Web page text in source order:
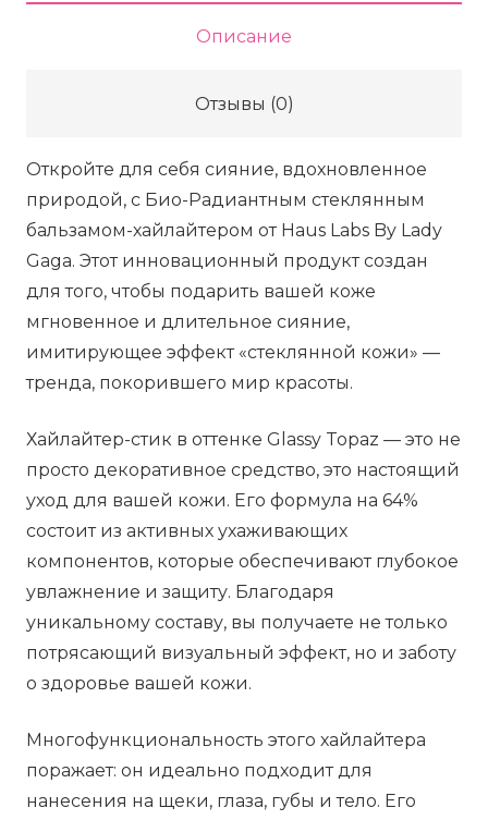
Glassy
Balm
Highlighter
Stick
-
Glassy
Opal,
3
Описание
Отзывы (0)
Откройте для себя сияние, вдохновленное
природой, с Био-Радиантным стеклянным
бальзамом-хайлайтером от Haus Labs By Lady
Gaga. Этот инновационный продукт создан
для того, чтобы подарить вашей коже
мгновенное и длительное сияние,
имитирующее эффект «стеклянной кожи» —
тренда, покорившего мир красоты.
Хайлайтер-стик в оттенке Glassy Topaz — это не
просто декоративное средство, это настоящий
уход для вашей кожи. Его формула на 64%
состоит из активных ухаживающих
компонентов, которые обеспечивают глубокое
увлажнение и защиту. Благодаря
уникальному составу, вы получаете не только
потрясающий визуальный эффект, но и заботу
о здоровье вашей кожи.
Многофункциональность этого хайлайтера
поражает: он идеально подходит для
нанесения на щеки, глаза, губы и тело. Его